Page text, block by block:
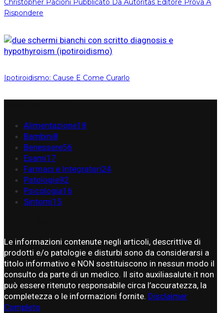
Christopher Pacioni Pubblicato Da Autoritas Editore Prova A
Rispondere
Ipotiroidismo: Cause E Come Curarlo
Alimentazione18
Bambini8
Benessere56
Esami17
Farmaci e Integratori24
Patologie92
Psicologia16
Sintomi15
Le informazioni contenute negli articoli, descrittive di
prodotti e/o patologie e disturbi sono da considerarsi a
titolo informativo e NON sostituiscono in nessun modo il
consulto da parte di un medico. Il sito auxiliasalute.it non
può essere ritenuto responsabile circa l’accuratezza, la
completezza o le informazioni fornite. Disclaimer
Completo